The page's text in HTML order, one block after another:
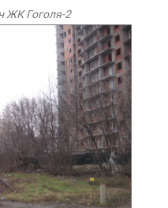
ЖК Гоголя-2